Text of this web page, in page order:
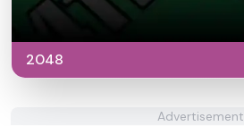
2048
Advertisement